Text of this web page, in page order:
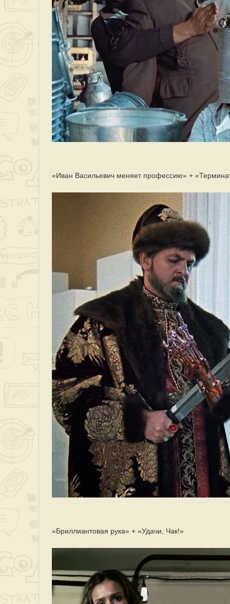
«Иван Васильевич меняет профессию» +
«Бриллиантовая рука» + «Удачи, Чак!»